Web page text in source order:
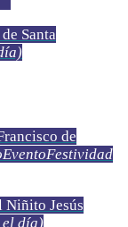
Santa
de
EventoFestividad
Niñito Jesús
el día)